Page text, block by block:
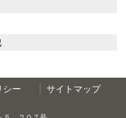
シー サイトマップ